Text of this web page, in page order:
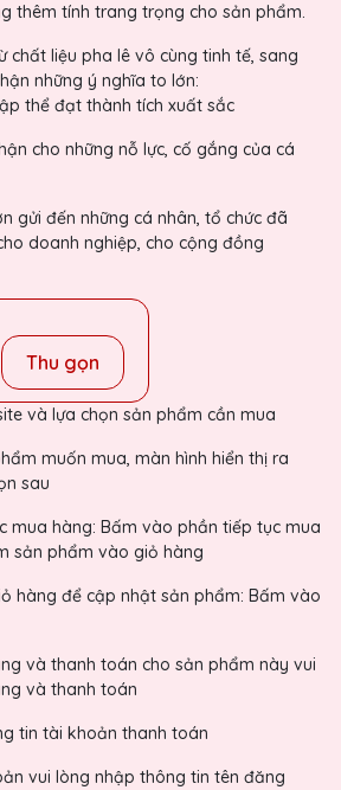
thêm tính trang trọng cho sản phẩm.
chất liệu pha lê vô cùng tinh tế, sang
những ý nghĩa to lớn:
thể đạt thành tích xuất sắc
cho những nỗ lực, cố gắng của cá
gửi đến những cá nhân, tổ chức đã
doanh nghiệp, cho cộng đồng
Thu gọn
và lựa chọn sản phẩm cần mua
muốn mua, màn hình hiển thị ra
sau
mua hàng: Bấm vào phần tiếp tục mua
sản phẩm vào giỏ hàng
hàng để cập nhật sản phẩm: Bấm vào
và thanh toán cho sản phẩm này vui
và thanh toán
tin tài khoản thanh toán
vui lòng nhập thông tin tên đăng